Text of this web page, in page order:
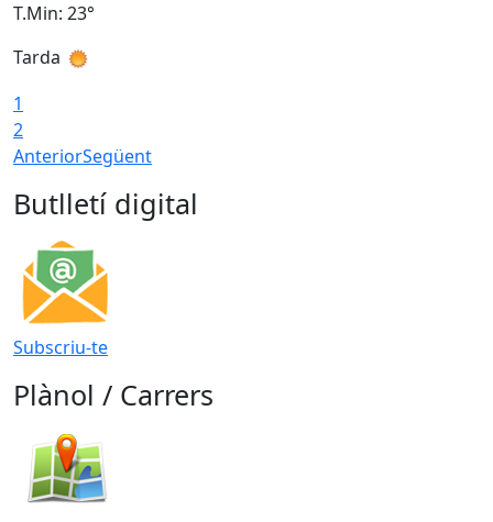
T.Min: 23°
Tarda
1
2
AnteriorSegüent
Butlletí digital
Subscriu-te
Plànol / Carrers